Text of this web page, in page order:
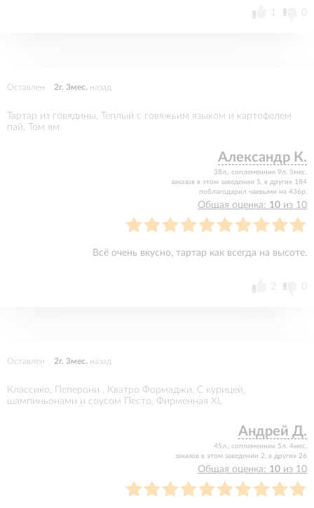
1 0
Оставлен 2г. 3мес. назад
Тартар из говядины, Теплый с говяжьим языком и картофелем
пай, Том ям
Александр К.
38л., соплеменник 9л. 5мес.
заказов в этом заведении 5, в других 184
поблагодарил чаевыми на 436р.
Общая оценка: 10 из 10
Всё очень вкусно, тартар как всегда на высоте.
2 0
Оставлен 2г. 3мес. назад
Классико, Пеперони , Кватро Формаджи, С курицей,
шампиньонами и соусом Песто, Фирменная XL
Андрей Д.
45л., соплеменник 5л. 4мес.
заказов в этом заведении 2, в других 26
Общая оценка: 10 из 10